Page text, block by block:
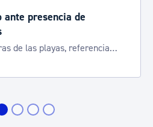
ante presencia de
de las playas, referencia